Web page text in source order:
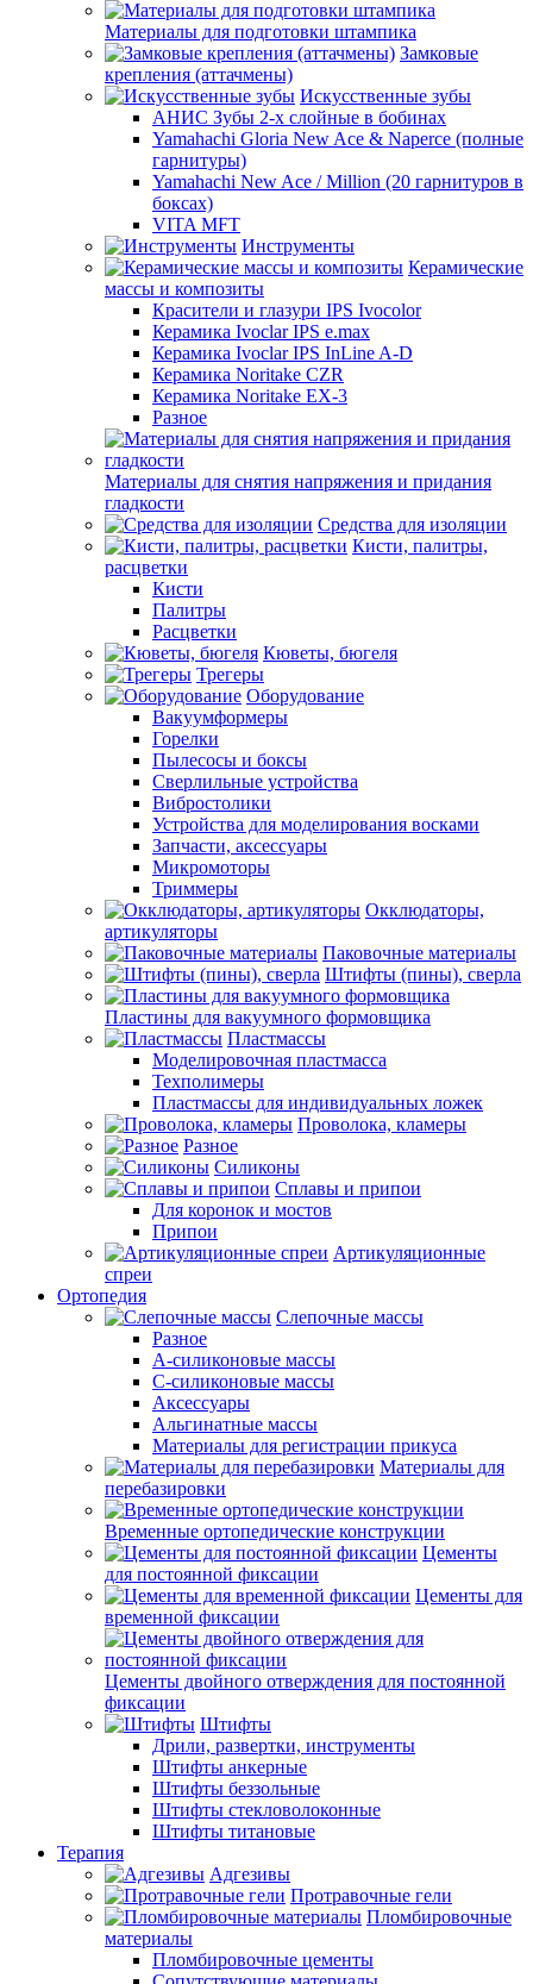
Материалы для подготовки штампика
Замковые
крепления (аттачмены)
Искусственные зубы
АНИС Зубы 2-х слойные в бобинах
Yamahachi Gloria New Ace & Naperce (полные
гарнитуры)
Yamahachi New Ace / Million (20 гарнитуров в
боксах)
VITA MFT
Инструменты
Керамические
массы и композиты
Красители и глазури IPS Ivocolor
Керамика Ivoclar IPS e.max
Керамика Ivoclar IPS InLine A-D
Керамика Noritake CZR
Керамика Noritake EX-3
Разное
Материалы для снятия напряжения и придания
гладкости
Средства для изоляции
Кисти, палитры,
расцветки
Кисти
Палитры
Расцветки
Кюветы, бюгеля
Трегеры
Оборудование
Вакуумформеры
Горелки
Пылесосы и боксы
Сверлильные устройства
Вибростолики
Устройства для моделирования восками
Запчасти, аксессуары
Микромоторы
Триммеры
Окклюдаторы,
артикуляторы
Паковочные материалы
Штифты (пины), сверла
Пластины для вакуумного формовщика
Пластмассы
Моделировочная пластмасса
Техполимеры
Пластмассы для индивидуальных ложек
Проволока, кламеры
Разное
Силиконы
Сплавы и припои
Для коронок и мостов
Припои
Артикуляционные
спреи
Ортопедия
Слепочные массы
Разное
А-силиконовые массы
С-силиконовые массы
Аксессуары
Альгинатные массы
Материалы для регистрации прикуса
Материалы для
перебазировки
Временные ортопедические конструкции
Цементы
для постоянной фиксации
Цементы для
временной фиксации
Цементы двойного отверждения для постоянной
фиксации
Штифты
Дрили, развертки, инструменты
Штифты анкерные
Штифты беззольные
Штифты стекловолоконные
Штифты титановые
Терапия
Адгезивы
Протравочные гели
Пломбировочные
материалы
Пломбировочные цементы